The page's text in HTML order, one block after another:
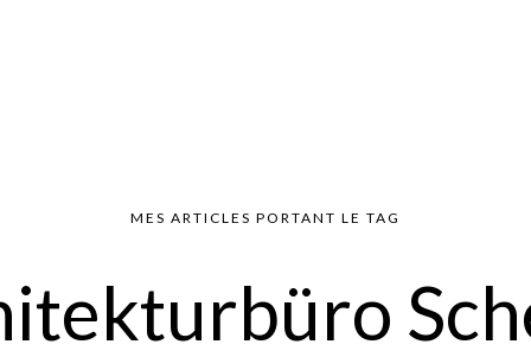
MES ARTICLES PORTANT LE TAG